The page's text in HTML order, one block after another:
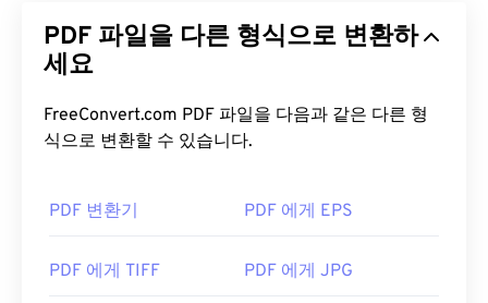
Chrome과 Firefox를 포함한 대부분의 웹 브라우저는
PDF 파일을 자동으로 열 수 있습니다. 추가 기능이나
확장 프로그램이 필요할 수도 있고, 필요하지 않을 수
도 있지만, 온라인에서 PDF 링크를 클릭하면 자동으
추천합니다. 둘 다 무료입니다.
최초 출시:
PDF 파일을 다른 형식으로 변환하
세요
FreeConvert.com PDF 파일을 다음과 같은 다른 형
식으로 변환할 수 있습니다.
PDF 변환기 PDF 에게 EPS
PDF 에게 TIFF PDF 에게 JPG